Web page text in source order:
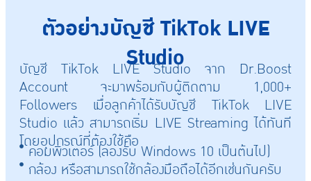
ตัวอย่างบัญชี TikTok LIVE
Studio
บัญชี TikTok LIVE Studio จาก Dr.Boost
Account จะมาพร้อมกับผู้ติดตาม 1,000+
Followers เมื่อลูกค้าได้รับบัญชี TikTok LIVE
Studio แล้ว สามารถเริ่ม LIVE Streaming ได้ทันที
โดยอุปกรณ์ที่ต้องใช้คือ
คอมพิวเตอร์ (ลองรับ Windows 10 เป็นต้นไป)
กล้อง หรือสามารถใช้กล้องมือถือได้อีกเช่นกันครับ